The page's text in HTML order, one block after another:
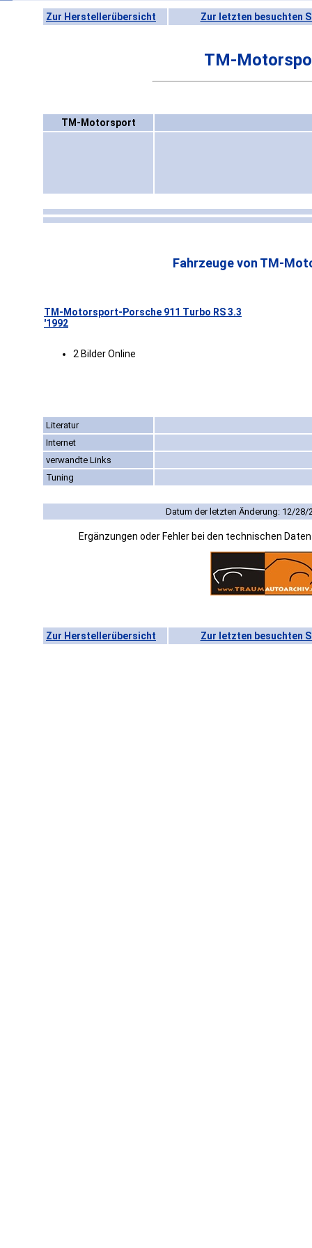
Zur Herstellerübersicht Zur letzten besuchten
TM-
TM-Motorsport
Fahrzeuge von TM-
TM-Motorsport-Porsche 911 Turbo RS 3.3
'1992
2 Bilder Online
Literatur
Internet
verwandte Links
Tuning
Datum der letzten Änderung: 12/28/
Ergänzungen oder Fehler bei den technischen
Zur Herstellerübersicht Zur letzten besuchten